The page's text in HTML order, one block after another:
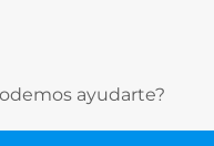
ayudarte?